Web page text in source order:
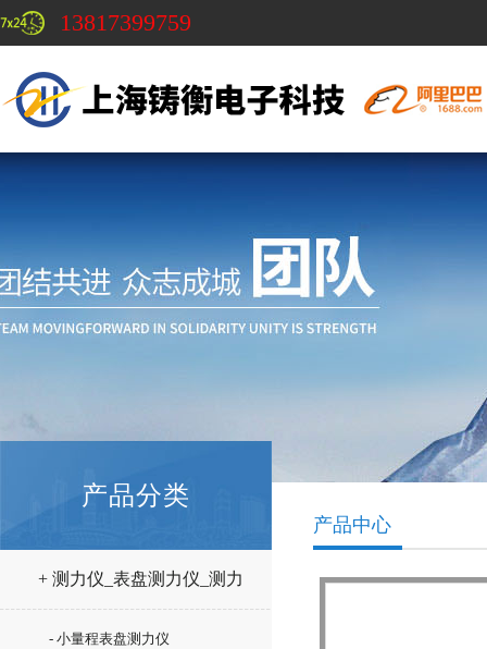
13817399759
产品分类
+ 测力仪_表盘测力仪_测力
- 小量程表盘测力仪
产品中心